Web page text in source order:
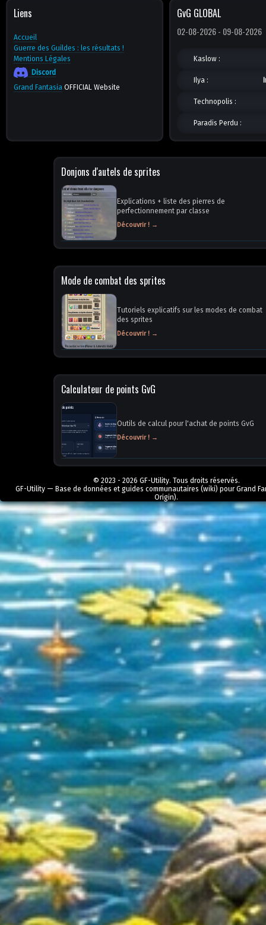
Liens
Accueil
Guerre des Guildes : les résultats !
Mentions Légales
Discord
Grand Fantasia OFFICIAL Website
GvG GLOBAL
02-08-2026 - 09-08-2026
Kaslow :
Ilya :
Technopolis :
Paradis Perdu :
Donjons d'autels de sprites
Explications + liste des pierres de
perfectionnement par classe
Découvrir ! →
Mode de combat des sprites
Tutoriels explicatifs sur les modes de combat
des sprites
Découvrir ! →
Calculateur de points GvG
Outils de calcul pour l'achat de points GvG
Découvrir ! →
© 2023 - 2026 GF-Utility. Tous droits réservés.
GF-Utility — Base de données et guides communautaires (wiki) pour Grand
Origin).